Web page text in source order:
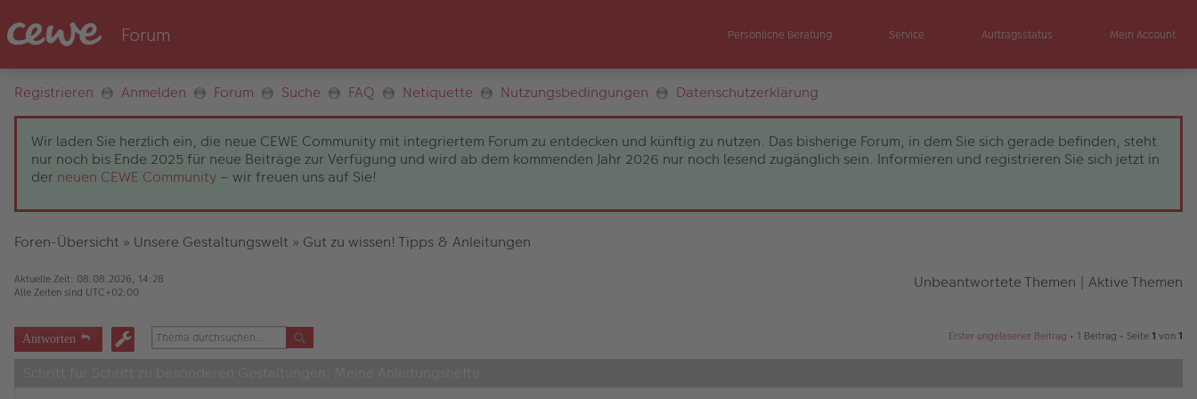
Persönliche Beratung Service Auftragsstatus Mein Account
Registrieren Anmelden Forum Suche FAQ Netiquette Nutzungsbedingungen Datenschutzerklärung
Wir laden Sie herzlich ein, die neue CEWE Community mit integriertem Forum zu entdecken und künftig zu nutzen. Das bisherige Forum, in dem Sie sich gerade befinden, steht
nur noch bis Ende 2025 für neue Beiträge zur Verfügung und wird ab dem kommenden Jahr 2026 nur noch lesend zugänglich sein. Informieren und registrieren Sie sich jetzt in
der neuen CEWE Community – wir freuen uns auf Sie!
Foren-Übersicht » Unsere Gestaltungswelt » Gut zu wissen! Tipps & Anleitungen
Aktuelle Zeit: 08.08.2026, 14:28
Alle Zeiten sind UTC+02:00 Unbeantwortete Themen | Aktive Themen
Antworten Erster ungelesener Beitrag • 1 Beitrag • Seite 1 von 1